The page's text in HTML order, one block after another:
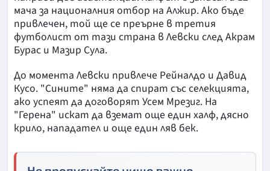
мача за националния отбор на Алжир. Ако бъде
привлечен, той ще се преърне в третия
футболист от тази страна в Левски след Акрам
Бурас и Мазир Сула.
До момента Левски привлече Рейналдо и Давид
Кусо. "Сините" няма да спират със селекцията,
ако успеят да договорят Усем Мрезиг. На
"Герена" искат да вземат още един халф, дясно
крило, нападател и още един ляв бек.